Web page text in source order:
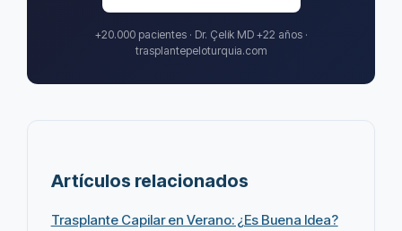
+20.000 pacientes · Dr. Çelik MD +22 años ·
trasplantepeloturquia.com
Artículos relacionados
Trasplante Capilar en Verano: ¿Es Buena Idea?